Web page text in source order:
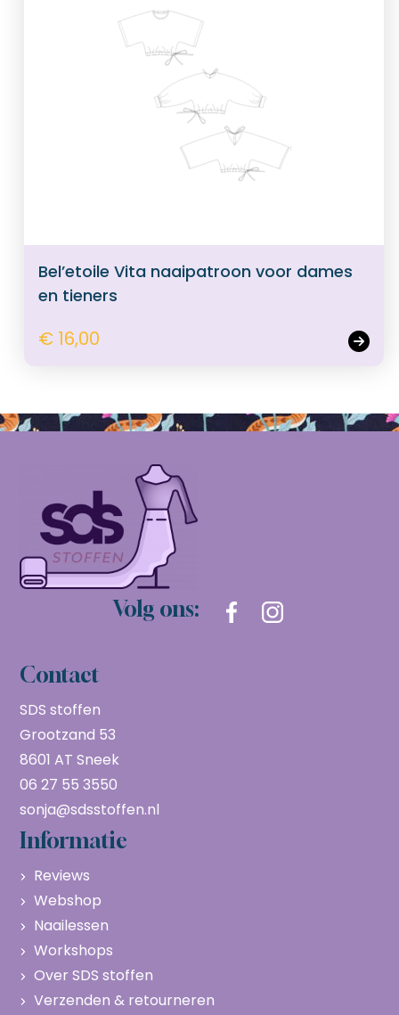
Bel’etoile Vita naaipatroon voor dames
en tieners
€ 16,00
Volg ons:
Contact
SDS stoffen
Grootzand 53
8601 AT Sneek
06 27 55 3550
sonja@sdsstoffen.nl
Informatie
Reviews
Webshop
Naailessen
Workshops
Over SDS stoffen
Verzenden & retourneren